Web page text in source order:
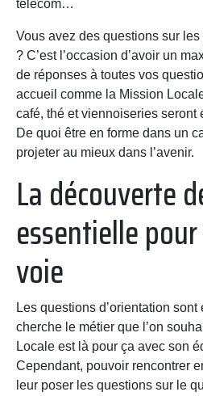
télécom…
Vous avez des questions sur les
? C’est l’occasion d’avoir un
de réponses à toutes vos
accueil comme la Mission
café, thé et viennoiseries seront
De quoi être en forme dans un
projeter au mieux dans l’avenir.
La découverte
essentielle
voie
Les questions d’orientation
cherche le métier que l’on
Locale est là pour ça avec son
Cependant, pouvoir rencontrer
leur poser les questions sur le